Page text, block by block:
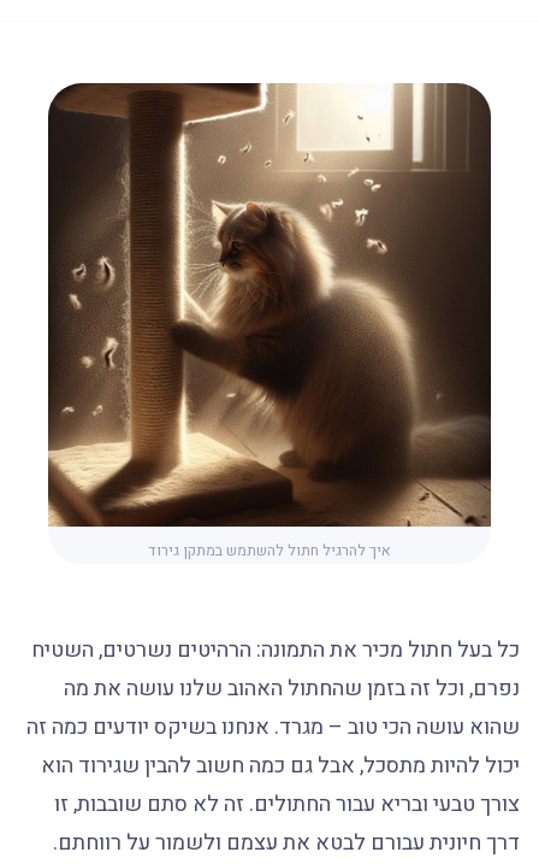
איך להרגיל חתול להשתמש במתקן גירוד
כל בעל חתול מכיר את התמונה: הרהיטים נשרטים, השטיח
נפרם, וכל זה בזמן שהחתול האהוב שלנו עושה את מה
שהוא עושה הכי טוב – מגרד. אנחנו בשיקס יודעים כמה זה
יכול להיות מתסכל, אבל גם כמה חשוב להבין שגירוד הוא
צורך טבעי ובריא עבור החתולים. זה לא סתם שובבות, זו
דרך חיונית עבורם לבטא את עצמם ולשמור על רווחתם.